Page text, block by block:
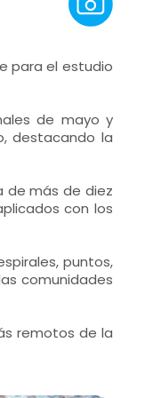
para el estudio
de mayo y
destacando la
de más de diez
con los
puntos,
comunidades
remotos de la